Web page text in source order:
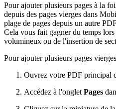
Pour ajouter plusieurs pages à la
depuis des pages vierges dans
plage de pages depuis un autre
Cela vous fait gagner du temps
volumineux ou de l'insertion de
Pour ajouter plusieurs pages
Ouvrez votre PDF principal
Accédez à l'onglet Pages